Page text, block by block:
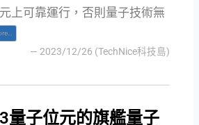
上可靠運行，否則量子技術無
— 2023/12/26 (TechNice科技島)
量子位元的旗艦量子